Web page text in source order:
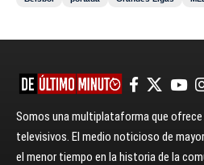
Somos una multiplataforma que
televisivos. El medio noticioso de
el menor tiempo en la historia de la